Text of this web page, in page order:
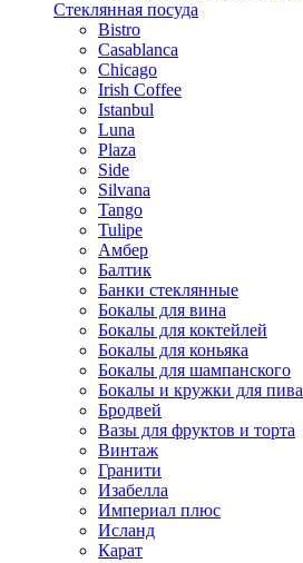
Стеклянная посуда
Bistro
Casablanca
Chicago
Irish Coffee
Istanbul
Luna
Plaza
Side
Silvana
Tango
Tulipe
Амбер
Балтик
Банки стеклянные
Бокалы для вина
Бокалы для коктейлей
Бокалы для коньяка
Бокалы для шампанского
Бокалы и кружки для пива
Бродвей
Вазы для фруктов и торта
Винтаж
Гранити
Изабелла
Империал плюс
Исланд
Карат